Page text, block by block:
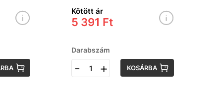
Kötött ár
5 391 Ft
Darabszám
- + KOSÁRBA